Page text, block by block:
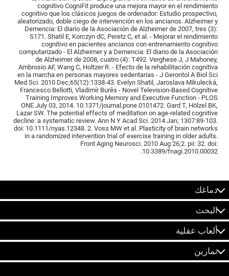
cognitivo CogniFit produce una mejora mayor en el rendimiento
cognitivo que los clásicos juegos de ordenador: Estudio prospectivo,
aleatorizado, doble ciego de intervención en los ancianos. Alzheimer y
Demencia: El diario de la Asociación de Alzheimer de 2007, tres (3):
S171. Shatil E, Korczyn dC, Peretz C, et al. - Mejorar el rendimiento
cognitivo en pacientes ancianos con entrenamiento cognitivo
computarizado - El Alzheimer y a Demencia: El diario de la Asociación
de Alzheimer de 2008, cuatro (4): T492. Verghese J, J Mahoney,
Ambrosio AF, Wang C, Holtzer R. - Efecto de la rehabilitación cognitiva
en la marcha en personas mayores sedentarias - J Gerontol A Biol Sci
Med Sci. 2010 Dec;65(12):1338-43. Evelyn Shatil, Jaroslava Mikulecká,
Francesco Bellotti, Vladimír Burěs - Novel Television-Based Cognitive
Training Improves Working Memory and Executive Function - PLOS
ONE July 03, 2014. 10.1371/journal.pone.0101472. Gard T, Hölzel BK,
Lazar SW. The potential effects of meditation on age-related cognitive
decline: a systematic review. Ann N Y Acad Sci. 2014 Jan; 1307:89-103.
doi: 10.1111/nyas.12348. 2. Voss MW et al. Plasticity of brain networks
in a randomized intervention trial of exercise training in older adults.
Front Aging Neurosci. 2010 Aug 26;2. pii: 32. doi:
10.3389/fnagi.2010.00032.
دماغك
البحث
ألعاب عقلية
تمارين